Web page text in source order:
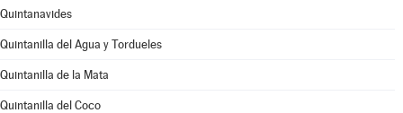
Quintanavides
Quintanilla del Agua y Tordueles
Quintanilla de la Mata
Quintanilla del Coco